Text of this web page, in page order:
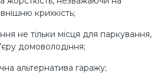
крихкість;
не тільки місця для паркування,
домоволодіння;
альтернатива гаражу;